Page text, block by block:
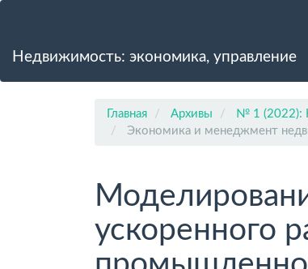
Основное
Недвижимость: экономика, управление
Главная Архивы
№ 1 (2022):
Экономика и менеджмент
ускоренного